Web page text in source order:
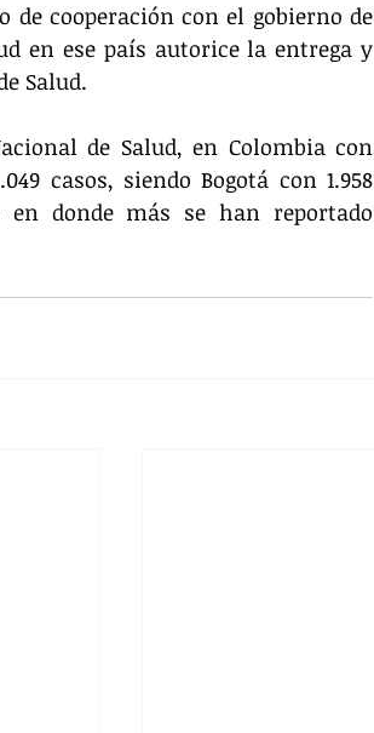
de cooperación con el gobierno de
en ese país autorice la entrega y
Salud.
de Salud, en Colombia con
casos, siendo Bogotá con 1.958
en donde más se han reportado